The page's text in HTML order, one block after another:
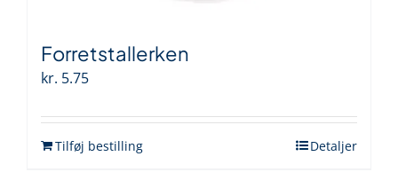
Forretstallerken
kr. 5.75
Tilføj bestilling Detaljer